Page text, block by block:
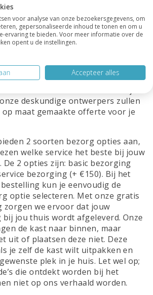
niet altijd aan jouw specifieke
Daarom bieden wij de
al onze kasten op maat te laten
een perfect passende oplossing
aan jouw wensen voldoet. Of je nu
of juist een grote
hebt, wij staan klaar om aan jouw
deskundige ontwerpers zullen
op maat gemaakte offerte voor je
2 soorten bezorg opties aan,
welke service het beste bij jouw
De 2 opties zijn: basic bezorging
bezorging (+ €150). Bij het
kun je eenvoudig de
optie selecteren. Met onze gratis
zorgen we ervoor dat jouw
jou thuis wordt afgeleverd. Onze
de kast naar binnen, maar
uit of plaatsen deze niet. Deze
je zelf de kast wilt uitpakken en
plek in je huis. Let wel op;
die ontdekt worden bij het
niet op ons verhaald worden.
voor analyse van onze bezoekersgegevens, om
gepersonaliseerde inhoud te tonen en om u
ervaring te bieden. Voor meer informatie over de
opent u de instellingen.
Accepteer alles